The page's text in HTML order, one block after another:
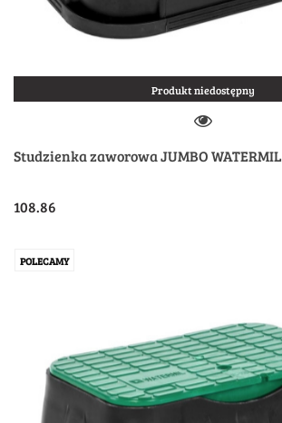
Produkt niedostępny
Studzienka zaworowa JUMBO WATERMIL
108.86
POLECAMY